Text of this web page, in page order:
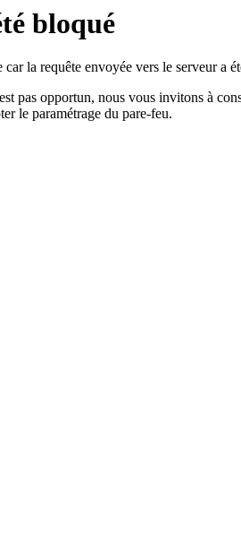
bloqué
la requête envoyée vers le serveur a
pas opportun, nous vous invitons à
le paramétrage du pare-feu.